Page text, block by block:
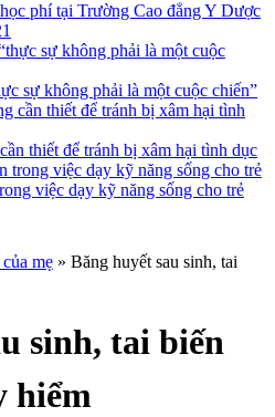
phí tại Trường Cao đẳng Y Dược
sự không phải là một cuộc chiến”
thiết để tránh bị xâm hại tình dục
việc dạy kỹ năng sống cho trẻ
mẹ » Băng huyết sau sinh, tai
sinh, tai biến
hiểm